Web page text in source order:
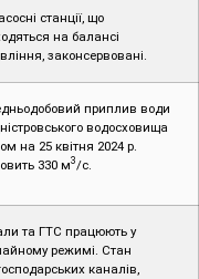
станції, що
на балансі
законсервовані.
приплив води
водосховища
на 25 квітня 2024 р.
330 м3/с.
та ГТС працюють у
режимі. Стан
каналів,